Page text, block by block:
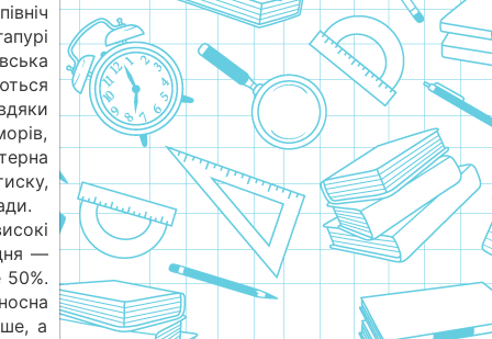
—
50%.
а